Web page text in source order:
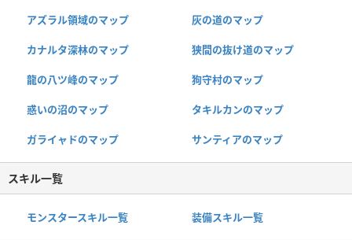
アズラル領域のマップ 灰の道のマップ
カナルタ深林のマップ 狭間の抜け道のマップ
龍の八ツ峰のマップ 狗守村のマップ
惑いの沼のマップ タキルカンのマップ
ガライャドのマップ サンティアのマップ
スキル一覧
モンスタースキル一覧 装備スキル一覧